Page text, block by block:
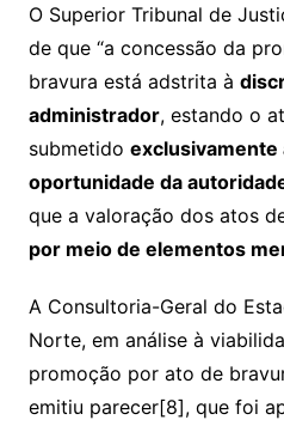
O Superior Tribunal de
de que “a concessão da
bravura está adstrita à
administrador, estando o
submetido exclusivamente
oportunidade da
que a valoração dos atos
por meio de elementos
A Consultoria-Geral do
Norte, em análise à
promoção por ato de
emitiu parecer[8], que foi